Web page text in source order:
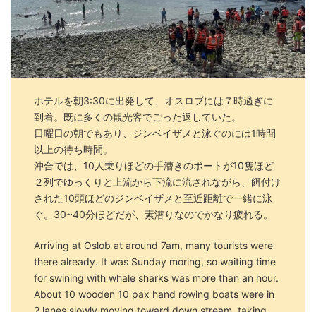
ホテルを朝3:30に出発して、オスロブには７時過ぎに
到着。既に多くの観光客でごった返していた。
日曜日の朝でもあり、ジンベイザメと泳ぐのには1時間
以上の待ち時間。
沖合では、10人乗りほどの手漕きのボートが10隻ほど
２列でゆっくりと上流から下流に流されながら、餌付け
された10頭ほどのジンベイザメと至近距離で一緒に泳
ぐ。30~40分ほどだが、素潜りなのでかなり疲れる。
Arriving at Oslob at around 7am, many tourists were
there already. It was Sunday moring, so waiting time
for swining with whale sharks was more than an hour.
About 10 wooden 10 pax hand rowing boats were in